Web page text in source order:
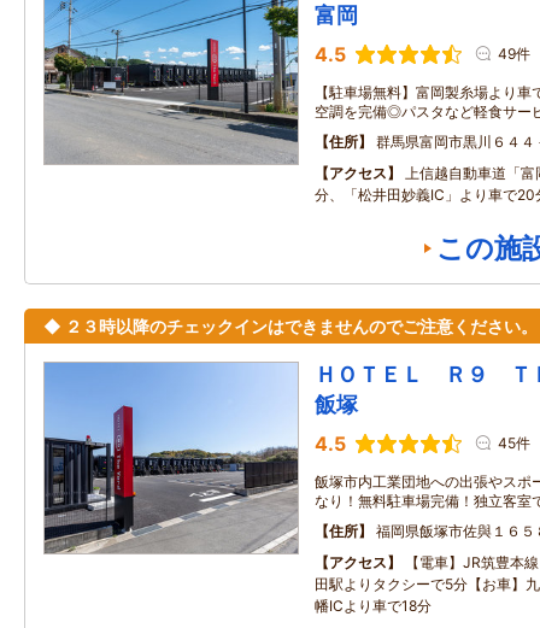
富岡
4.5 49件
【駐車場無料】富岡製糸場より
空調を完備◎パスタなど軽食サー
住所
群馬県富岡市黒川６４４
アクセス
上信越自動車道「
分、「松井田妙義IC」より車で20
この施
◆ ２３時以降のチェックインはできませんのでご注意ください。
ＨＯＴＥＬ Ｒ９
飯塚
4.5 45件
飯塚市内工業団地への出張やス
なり！無料駐車場完備！独立客室
住所
福岡県飯塚市佐與１６５
アクセス
【電車】JR筑豊本
田駅よりタクシーで5分【お車】
幡ICより車で18分